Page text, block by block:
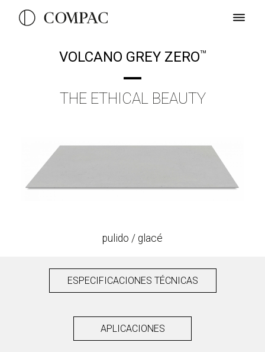
VOLCANO GREY ZEROTM
THE ETHICAL BEAUTY
pulido / glacé
ESPECIFICACIONES TÉCNICAS
APLICACIONES